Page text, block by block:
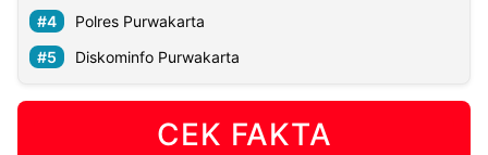
Polres Purwakarta
Diskominfo Purwakarta
CEK FAKTA